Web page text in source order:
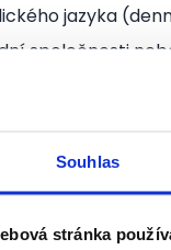
Souhlas
stránka
jazyka
společnosti
a odpovědnost
bude mít
silné zázemí,